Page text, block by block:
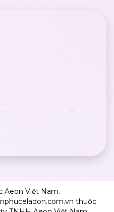
Aeon Việt Nam.
thuộc